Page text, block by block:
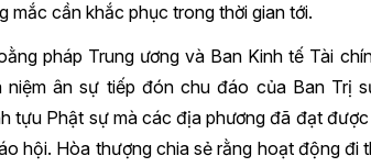
mắc cần khắc phục trong thời gian tới.
pháp Trung ương và Ban Kinh tế Tài
ân sự tiếp đón chu đáo của Ban Trị
tựu Phật sự mà các địa phương đã đạt
hội. Hòa thượng chia sẻ rằng hoạt động đi